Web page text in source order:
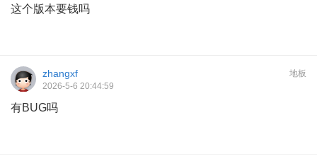
这个版本要钱吗
地板
zhangxf
2026-5-6 20:44:59
有BUG吗